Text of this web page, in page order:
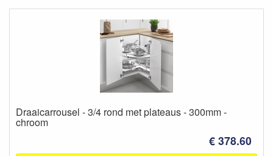
Draaicarrousel - 3/4 rond met plateaus - 300mm -
chroom
€ 378.60